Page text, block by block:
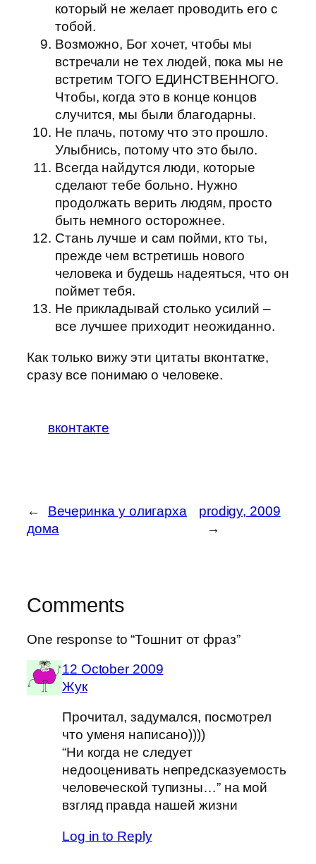
который не желает проводить его с
тобой.
Возможно, Бог хочет, чтобы мы
встречали не тех людей, пока мы не
встретим ТОГО ЕДИНСТВЕННОГО.
Чтобы, когда это в конце концов
случится, мы были благодарны.
Не плачь, потому что это прошло.
Улыбнись, потому что это было.
Всегда найдутся люди, которые
сделают тебе больно. Нужно
продолжать верить людям, просто
быть немного осторожнее.
Стань лучше и сам пойми, кто ты,
прежде чем встретишь нового
человека и будешь надеяться, что он
поймет тебя.
Не прикладывай столько усилий –
все лучшее приходит неожиданно.
Как только вижу эти цитаты вконтатке,
сразу все понимаю о человеке.
вконтакте
←
Вечеринка у олигарха
дома
prodigy, 2009
→
Comments
One response to “Тошнит от фраз”
12 October 2009
Жук
Прочитал, задумался, посмотрел
что уменя написано))))
“Ни когда не следует
недооценивать непредсказуемость
человеческой тупизны…” на мой
взгляд правда нашей жизни
Log in to Reply